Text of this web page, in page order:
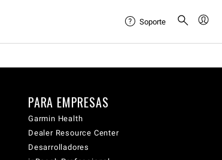
Soporte
PARA EMPRESAS
Garmin Health
Dealer Resource Center
Desarrolladores